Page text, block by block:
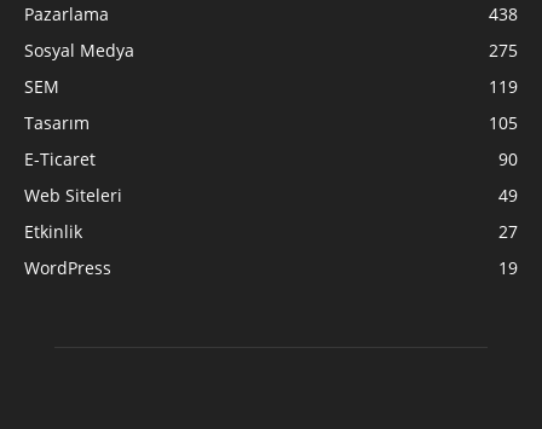
Pazarlama
438
Sosyal Medya
275
SEM
119
Tasarım
105
E-Ticaret
90
Web Siteleri
49
Etkinlik
27
WordPress
19